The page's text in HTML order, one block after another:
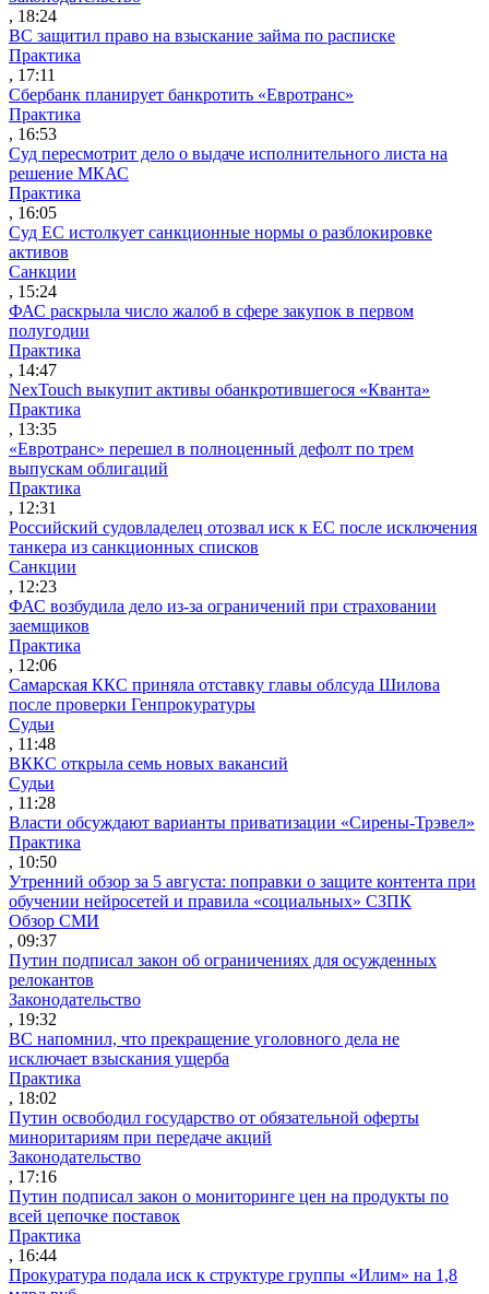
, 18:24
ВС защитил право на взыскание займа по расписке
Практика
, 17:11
Сбербанк планирует банкротить «Евротранс»
Практика
, 16:53
Суд пересмотрит дело о выдаче исполнительного листа на
решение МКАС
Практика
, 16:05
Суд ЕС истолкует санкционные нормы о разблокировке
активов
Санкции
, 15:24
ФАС раскрыла число жалоб в сфере закупок в первом
полугодии
Практика
, 14:47
NexTouch выкупит активы обанкротившегося «Кванта»
Практика
, 13:35
«Евротранс» перешел в полноценный дефолт по трем
выпускам облигаций
Практика
, 12:31
Российский судовладелец отозвал иск к ЕС после исключения
танкера из санкционных списков
Санкции
, 12:23
ФАС возбудила дело из-за ограничений при страховании
заемщиков
Практика
, 12:06
Самарская ККС приняла отставку главы облсуда Шилова
после проверки Генпрокуратуры
Судьи
, 11:48
ВККС открыла семь новых вакансий
Судьи
, 11:28
Власти обсуждают варианты приватизации «Сирены-Трэвел»
Практика
, 10:50
Утренний обзор за 5 августа: поправки о защите контента при
обучении нейросетей и правила «социальных» СЗПК
Обзор СМИ
, 09:37
Путин подписал закон об ограничениях для осужденных
релокантов
Законодательство
, 19:32
ВС напомнил, что прекращение уголовного дела не
исключает взыскания ущерба
Практика
, 18:02
Путин освободил государство от обязательной оферты
миноритариям при передаче акций
Законодательство
, 17:16
Путин подписал закон о мониторинге цен на продукты по
всей цепочке поставок
Практика
, 16:44
Прокуратура подала иск к структуре группы «Илим» на 1,8